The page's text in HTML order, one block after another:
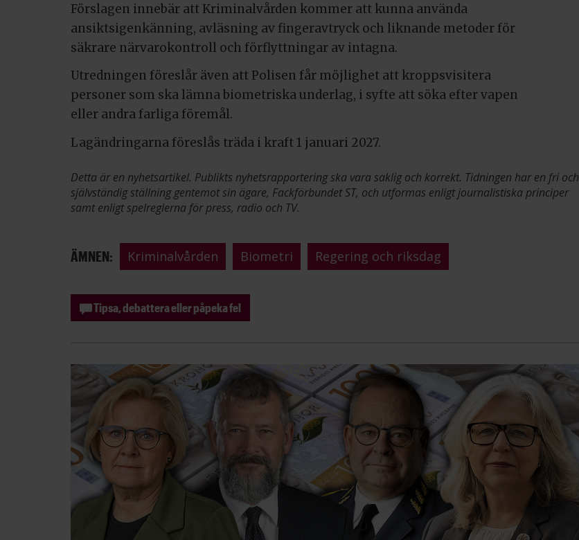
Förslagen innebär att Kriminalvården kommer att kunna använda
ansiktsigenkänning, avläsning av fingeravtryck och liknande metoder för
säkrare närvarokontroll och förflyttningar av intagna.
Utredningen föreslår även att Polisen får möjlighet att kroppsvisitera
personer som ska lämna biometriska underlag, i syfte att söka efter vapen
eller andra farliga föremål.
Lagändringarna föreslås träda i kraft 1 januari 2027.
Detta är en nyhetsartikel. Publikts nyhetsrapportering ska vara saklig och korrekt. Tidningen har en fri och
självständig ställning gentemot sin ägare, Fackförbundet ST, och utformas enligt journalistiska principer
samt enligt spelreglerna för press, radio och TV.
ÄMNEN: Kriminalvården Biometri Regering och riksdag
Tipsa, debattera eller påpeka fel